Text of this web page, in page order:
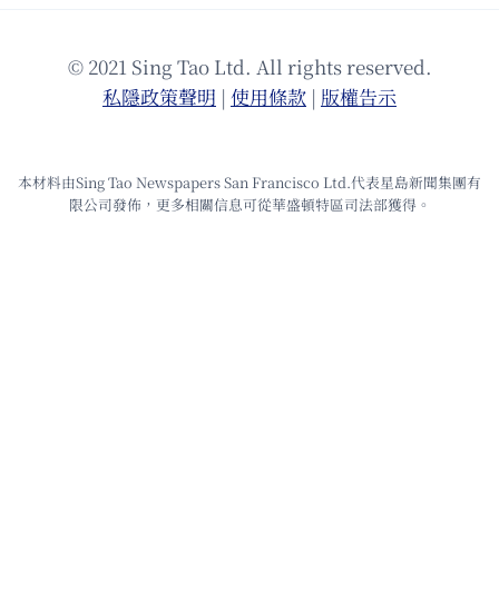
© 2021 Sing Tao Ltd. All rights reserved.
私隱政策聲明 | 使⽤條款 | 版權告⽰
本材料由Sing Tao Newspapers San Francisco Ltd.代表星島新聞集團有
限公司發佈，更多相關信息可從華盛頓特區司法部獲得。